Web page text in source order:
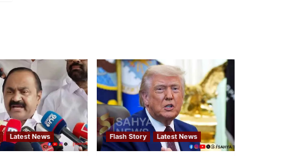
Latest News Flash Story Latest News